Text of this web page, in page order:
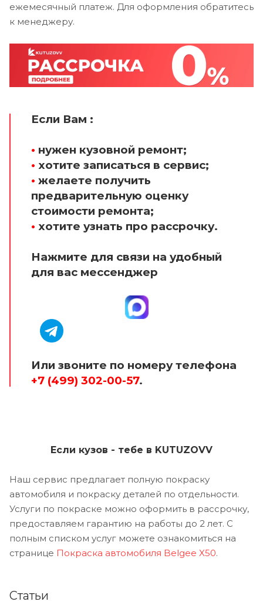
ежемесячный платеж. Для оформления обратитесь
к менеджеру.
Если Вам :
• нужен кузовной ремонт;
• хотите записаться в сервис;
• желаете получить
предварительную оценку
стоимости ремонта;
• хотите узнать про рассрочку.
Нажмите для связи на удобный
для вас мессенджер
Или звоните по номеру телефона
+7 (499) 302-00-57.
Если кузов - тебе в KUTUZOVV
Наш сервис предлагает полную покраску
автомобиля и покраску деталей по отдельности.
Услуги по покраске можно оформить в рассрочку,
предоставляем гарантию на работы до 2 лет. С
полным списком услуг можете ознакомиться на
странице Покраска автомобиля Belgee X50.
Статьи